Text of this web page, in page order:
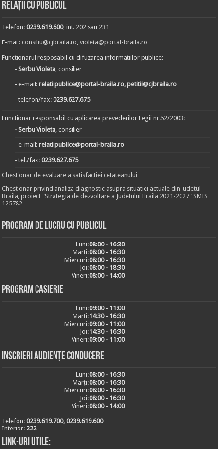
Relații cu publicul
Telefon:0239.619.600, int. 202 sau 231
E-mail:consiliu@cjbraila.ro,violeta@portal-braila.ro
Functionarul resposabil cu difuzarea informatiilor publice:
- Serbu Violeta, consilier
- e-mail:relatiipublice@portal-braila.ro, petitii@cjbraila.ro
- telefon/fax:0239.627.675
Functionar responsabil cu aplicarea prevederilor Legii nr.52/2003:
- Serbu Violeta, consilier
- e-mail:relatiipublice@portal-braila.ro
- tel./fax:0239.627.675
Chestionar de evaluare a satisfactiei cetateanului
Chestionar privind analiza diagnostic asupra situatiei actuale din judetul
Braila, proiect "Strategia de dezvoltare a Judetului Braila 2021-2027" SMIS
125782
Program de lucru cu publicul
Luni:08:00 - 16:30
Marți:08:00 - 16:30
Miercuri:08:00 - 16:30
Joi:08:00 - 18:30
Vineri:08:00 - 14:00
Program casierie
Luni:09:00 - 11:00
Marți:14:30 - 16:30
Miercuri:09:00 - 11:00
Joi:14:30 - 16:30
Vineri:09:00 - 11:00
Inscrieri audiențe conducere
Luni:08:00 - 16:30
Marți:08:00 - 16:30
Miercuri:08:00 - 16:30
Joi:08:00 - 16:30
Vineri:08:00 - 14:00
Telefon:0239.619.700, 0239.619.600
Interior: 222
Link-uri utile: